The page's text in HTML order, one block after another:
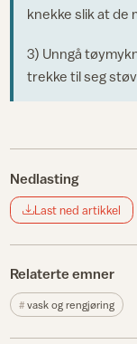
knekke slik at de
3) Unngå
trekke til seg
Nedlasting
Last ned artikkel
Relaterte emner
vask og rengjøring